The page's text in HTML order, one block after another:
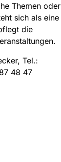
Themen oder
sich als eine
die
Tel.:
48 47